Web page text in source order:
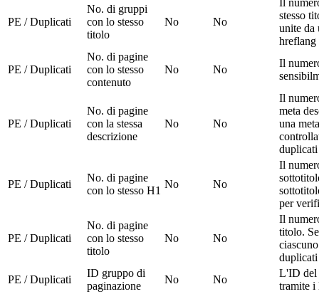
PE / Duplicati
No. di gruppi
con lo stesso
titolo
No No
stesso
unite da
hreflang
PE / Duplicati
No. di pagine
con lo stesso
contenuto
No No
Il
PE / Duplicati
No. di pagine
con la stessa
descrizione
No No
Il
meta
una
duplicati
PE / Duplicati
No. di pagine
con lo stesso H1
No No
Il
per
PE / Duplicati
No. di pagine
con lo stesso
titolo
No No
Il
titolo.
duplicati
PE / Duplicati
ID gruppo di
paginazione
No No
L'ID del
tramite